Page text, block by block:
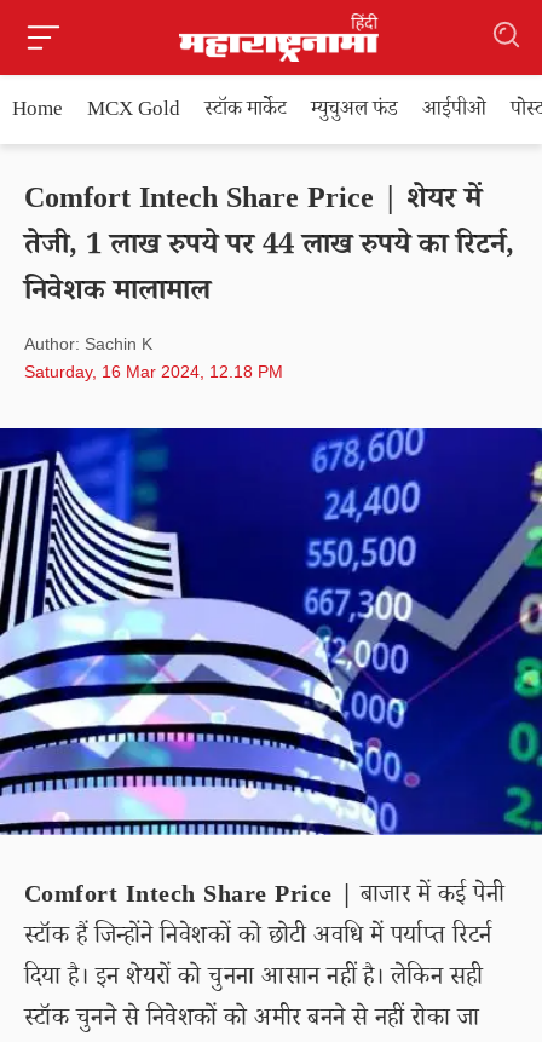
Home MCX Gold स्टॉक मार्केट म्युचुअल फंड आईपीओ
Comfort Intech Share Price | शेयर में
तेजी, 1 लाख रुपये पर 44 लाख रुपये का रिटर्न,
निवेशक मालामाल
Author: Sachin K
Saturday, 16 Mar 2024, 12.18 PM
Comfort Intech Share Price | बाजार में कई पेनी
स्टॉक हैं जिन्होंने निवेशकों को छोटी अवधि में पर्याप्त रिटर्न
दिया है। इन शेयरों को चुनना आसान नहीं है। लेकिन सही
स्टॉक चुनने से निवेशकों को अमीर बनने से नहीं रोका जा